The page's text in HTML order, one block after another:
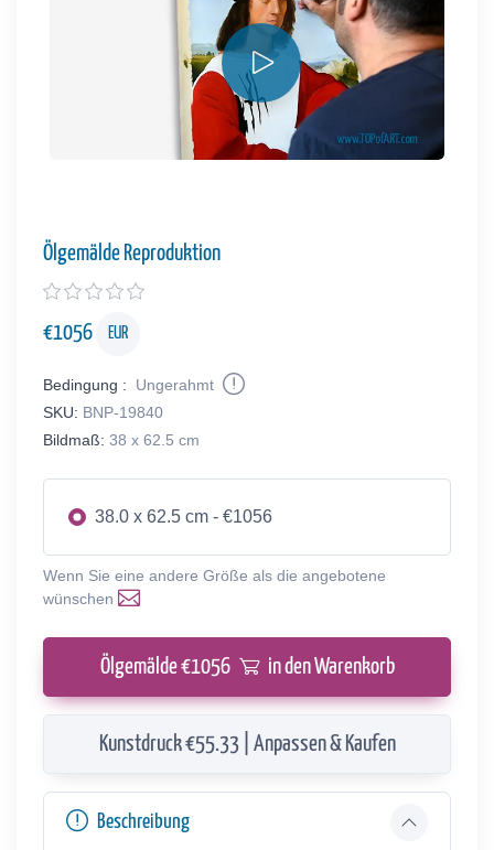
Ölgemälde Reproduktion
€1056 EUR
Bedingung :
Ungerahmt
SKU: BNP-19840
Bildmaß: 38 x 62.5 cm
38.0 x 62.5 cm - €1056
Wenn Sie eine andere Größe als die angebotene
wünschen
Ölgemälde €1056 in den Warenkorb
Kunstdruck €55.33 | Anpassen & Kaufen
Beschreibung